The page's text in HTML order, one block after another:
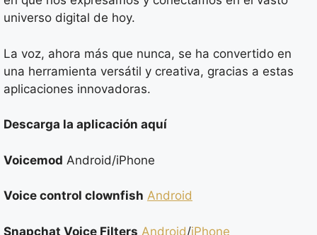
universo digital de hoy.
La voz, ahora más que nunca, se ha convertido en
una herramienta versátil y creativa, gracias a estas
aplicaciones innovadoras.
Descarga la aplicación aquí
Voicemod Android/iPhone
Voice control clownfish Android
Snapchat Voice Filters Android/iPhone